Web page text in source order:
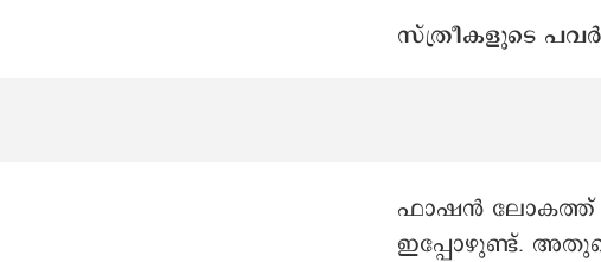
സ്ത്രീകളുടെ
ഫാഷൻ ലോകത്ത്
ഇപ്പോഴുണ്ട്.